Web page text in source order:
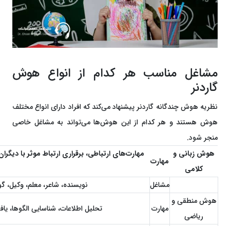
مشاغل مناسب هر کدام از انواع هوش
گاردنر
نظریه هوش چندگانه گاردنر پیشنهاد می‌کند که افراد دارای انواع مختلف
هوش هستند و هر کدام از این هوش‌ها می‌تواند به مشاغل خاصی
منجر شود.
هوش زبانی و
کلامی
مهارت
مهارت‌های ارتباطی، برقراری ارتباط موثر با
مشاغل
نویسنده، شاعر، معلم، وکیل،
هوش منطقی و
ریاضی
مهارت تحلیل اطلاعات، شناسایی الگوها،